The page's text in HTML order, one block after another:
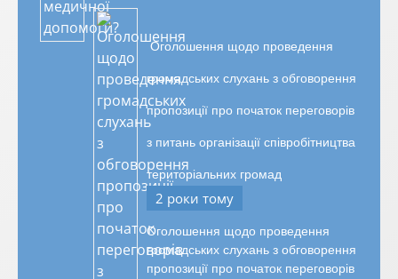
Оголошення щодо проведення
громадських слухань з обговорення
пропозиції про початок переговорів
з питань організації співробітництва
територіальних громад
2 роки тому
Оголошення щодо проведення
громадських слухань з обговорення
пропозиції про початок переговорів